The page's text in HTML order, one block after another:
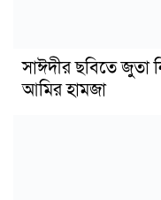
সাঈদীর ছবিতে জুতা
আমির হামজা